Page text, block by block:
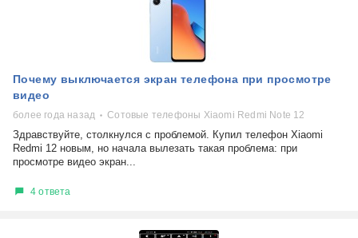
Почему выключается экран телефона при просмотре
видео
более года назад Сотовые телефоны Xiaomi Redmi Note 12
Здравствуйте, столкнулся с проблемой. Купил телефон Xiaomi
Redmi 12 новым, но начала вылезать такая проблема: при
просмотре видео экран...
4 ответа